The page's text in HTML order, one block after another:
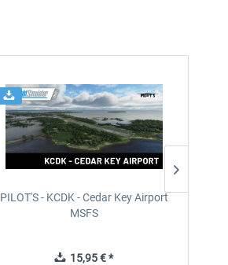
PILOT'S - KCDK - Cedar Key Airport
MSFS
15,95 € *